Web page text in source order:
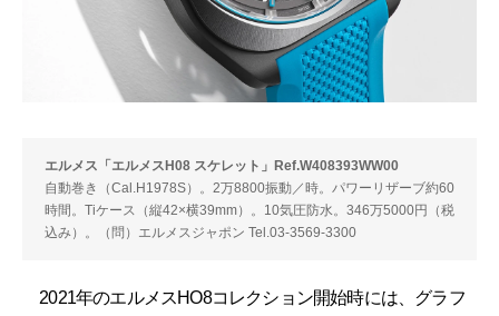
エルメス「エルメスH08 スケレット」Ref.W408393WW00
自動巻き（Cal.H1978S）。2万8800振動／時。パワーリザーブ約60
時間。Tiケース（縦42×横39mm）。10気圧防水。346万5000円（税
込み）。（問）エルメスジャポン Tel.03-3569-3300
2021年のエルメスHO8コレクション開始時には、グラフ